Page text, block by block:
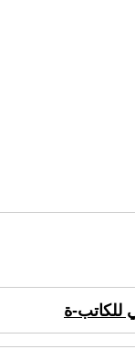
للكاتب-ة